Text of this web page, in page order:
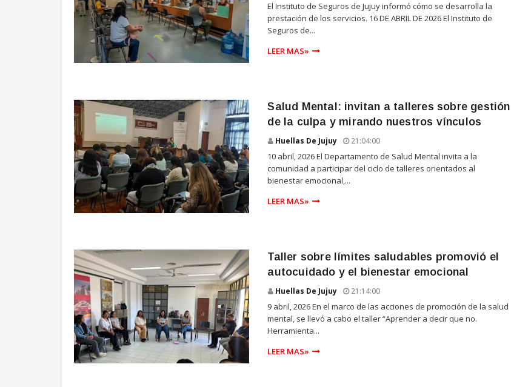
El Instituto de Seguros de Jujuy informó cómo se desarrolla la
prestación de los servicios. 16 DE ABRIL DE 2026 El Instituto de
Seguros de...
LEER MAS»
Salud Mental: invitan a talleres sobre gestión
de la culpa y mirando nuestros vínculos
Huellas De Jujuy 21:04:00
10 abril, 2026 El Departamento de Salud Mental invita a la
comunidad a participar del ciclo de talleres orientados al
bienestar emocional,...
LEER MAS»
Taller sobre límites saludables promovió el
autocuidado y el bienestar emocional
Huellas De Jujuy 21:14:00
9 abril, 2026 En el marco de las acciones de promoción de la salud
mental, se llevó a cabo el taller “Aprender a decir que no.
Herramienta...
LEER MAS»